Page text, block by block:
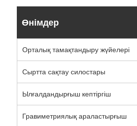
Өнімдер
Орталық тамақтандыру жүйелері
Сыртта сақтау силостары
Ылғалдандырғыш кептіргіш
Гравиметриялық араластырғыш